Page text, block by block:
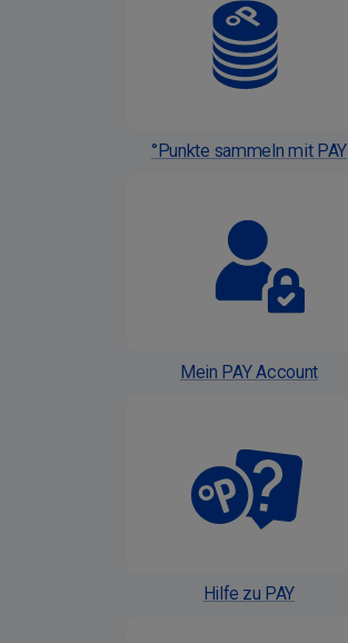
°Punkte sammeln mit PAY
Mein PAY Account
Hilfe zu PAY